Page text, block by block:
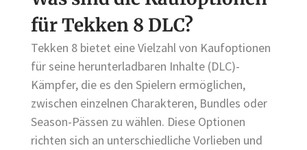
für Tekken 8 DLC?
Tekken 8 bietet eine Vielzahl von Kaufoptionen
für seine herunterladbaren Inhalte (DLC)-
Kämpfer, die es den Spielern ermöglichen,
zwischen einzelnen Charakteren, Bundles oder
Season-Pässen zu wählen. Diese Optionen
richten sich an unterschiedliche Vorlieben und